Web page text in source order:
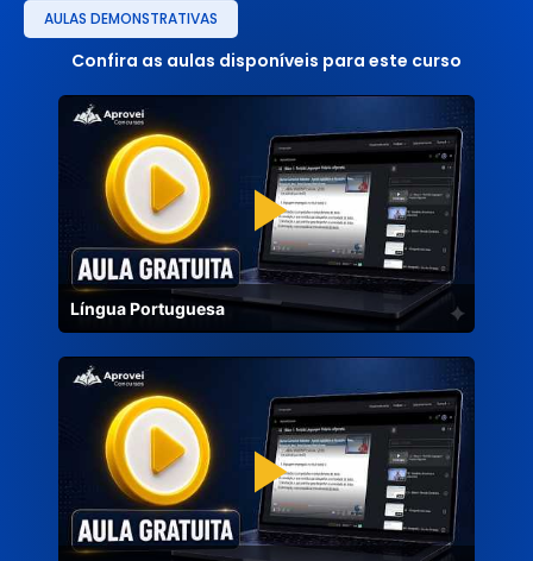
aplicação da prova será na cidade de Indaiatuba (SP).
AULAS DEMONSTRATIVAS
Confira as aulas disponíveis para este curso
Língua Portuguesa